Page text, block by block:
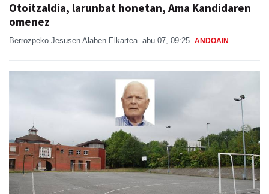
Otoitzaldia, larunbat honetan, Ama Kandidaren
omenez
Berrozpeko Jesusen Alaben Elkartea abu 07, 09:25 ANDOAIN